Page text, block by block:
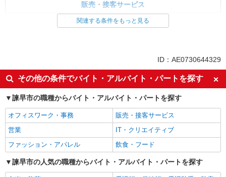
販売・接客サービス
英語が活かせる
ボーナス・賞与あり
日払い
車通勤OK
交通費支給
社会保険あり
社員登用あり
関連する条件をもっと見る
ID：AE0730644329
その他の条件でバイト・アルバイト・パートを探す
諫早市の職種からバイト・アルバイト・パートを探す
オフィスワーク・事務
販売・接客サービス
営業
IT・クリエイティブ
ファッション・アパレル
飲食・フード
諫早市の人気の職種からバイト・アルバイト・パートを探す